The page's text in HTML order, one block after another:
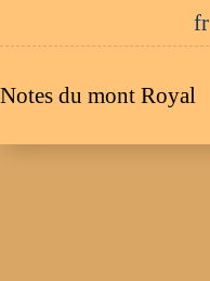
au
fr
Notes du mont Royal